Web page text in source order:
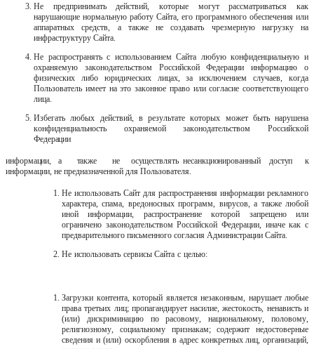
Не предпринимать действий, которые могут рассматриваться как
нарушающие нормальную работу Сайта, его программного обеспечения или
аппаратных средств, а также не создавать чрезмерную нагрузку на
инфраструктуру Сайта.
Не распространять с использованием Сайта любую конфиденциальную и
охраняемую законодательством Российской Федерации информацию о
физических либо юридических лицах, за исключением случаев, когда
Пользователь имеет на это законное право или согласие соответствующего
лица.
Избегать любых действий, в результате которых может быть нарушена
конфиденциальность
охраняемой законодательством
Российской
Федерации
информации, а также не осуществлять несанкционированный доступ
к
информации, не предназначенной для Пользователя.
Не использовать Сайт для распространения информации рекламного
характера, спама, вредоносных программ, вирусов, а также любой
иной информации, распространение которой запрещено или
ограничено законодательством Российской Федерации, иначе как с
предварительного письменного согласия Администрации Сайта.
Не использовать сервисы Сайта с целью:
Загрузки контента, который является незаконным, нарушает любые
права третьих лиц; пропагандирует насилие, жестокость, ненависть и
(или) дискриминацию по расовому, национальному, половому,
религиозному, социальному признакам; содержит недостоверные
сведения и (или) оскорбления в адрес конкретных лиц, организаций,